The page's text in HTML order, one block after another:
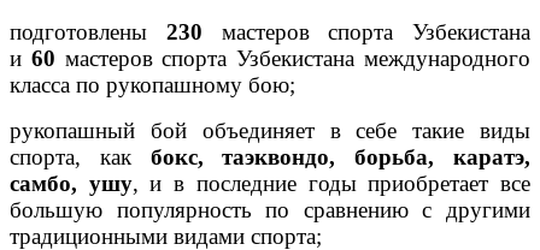
подготовлены 230 мастеров спорта Узбекистана
и 60 мастеров спорта Узбекистана международного
класса по рукопашному бою;
рукопашный бой объединяет в себе такие виды
спорта, как бокс, таэквондо, борьба, каратэ,
самбо, ушу, и в последние годы приобретает все
большую популярность по сравнению с другими
традиционными видами спорта;